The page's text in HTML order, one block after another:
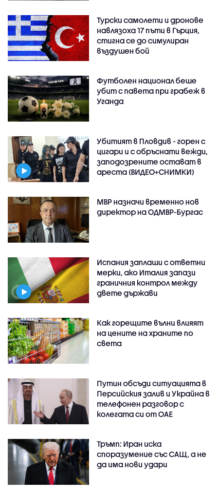
Турски самолети и дронове
навлязоха 17 пъти в Гърция,
стигна се до симулиран
въздушен бой
Футболен национал беше
убит с павета при грабеж в
Уганда
Убитият в Пловдив - горен с
цигари и с обръснати вежди,
заподозрените остават в
ареста (ВИДЕО+СНИМКИ)
МВР назначи временно нов
директор на ОДМВР-Бургас
Испания заплаши с ответни
мерки, ако Италия запази
граничния контрол между
двете държави
Как горещите вълни влияят
на цените на храните по
света
Путин обсъди ситуацията в
Персийския залив и Украйна в
телефонен разговор с
колегата си от ОАЕ
Тръмп: Иран иска
споразумение със САЩ, а не
да има нови удари